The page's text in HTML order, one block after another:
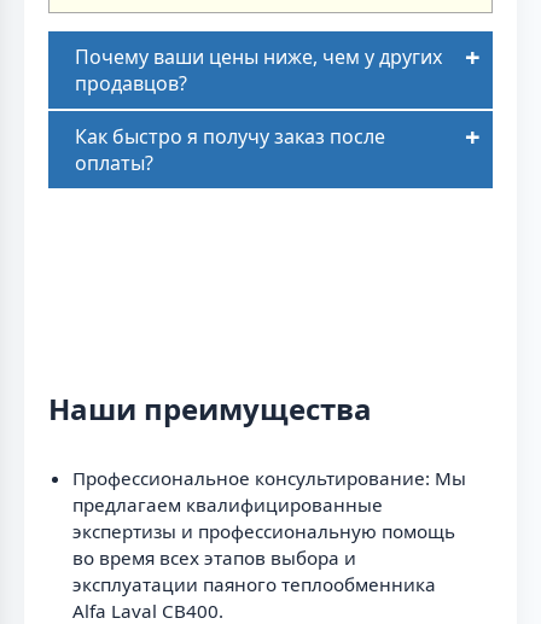
Почему ваши цены ниже, чем у других
продавцов?
Как быстро я получу заказ после
оплаты?
Наши преимущества
Профессиональное консультирование: Мы
предлагаем квалифицированные
экспертизы и профессиональную помощь
во время всех этапов выбора и
эксплуатации паяного теплообменника
Alfa Laval CB400.